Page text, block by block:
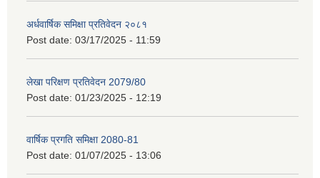
अर्धवार्षिक समिक्षा प्रतिवेदन २०८१
Post date: 03/17/2025 - 11:59
लेखा परिक्षण प्रतिवेदन 2079/80
Post date: 01/23/2025 - 12:19
वार्षिक प्रगति समिक्षा 2080-81
Post date: 01/07/2025 - 13:06